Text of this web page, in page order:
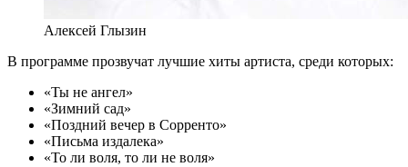
Алексей Глызин
В программе прозвучат лучшие хиты артиста, среди которых:
«Ты не ангел»
«Зимний сад»
«Поздний вечер в Сорренто»
«Письма издалека»
«То ли воля, то ли не воля»